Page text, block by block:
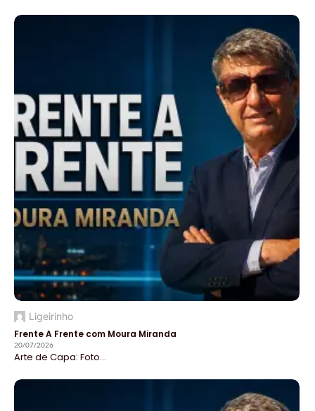
Ligeirinho
Frente A Frente com Moura Miranda
20/07/2026
Arte de Capa: Foto...